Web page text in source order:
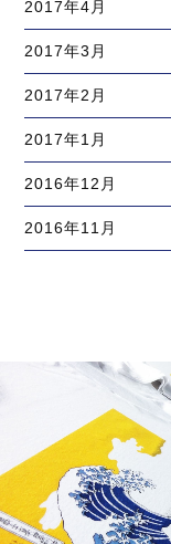
2017年4月
2017年3月
2017年2月
2017年1月
2016年12月
2016年11月